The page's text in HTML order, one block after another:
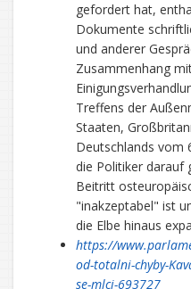
gefordert hat,
Dokumente
und anderer
Zusammenhang
Treffens der
Staaten,
Deutschlands vom
die Politiker darauf
Beitritt
"inakzeptabel" ist
die Elbe hinaus
https://
od-totalni-chyby-
se-mlci-693727